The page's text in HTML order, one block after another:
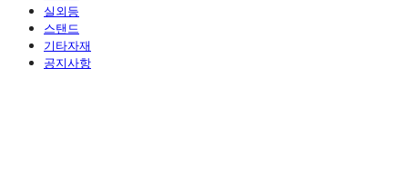
실외등
스탠드
기타자재
공지사항